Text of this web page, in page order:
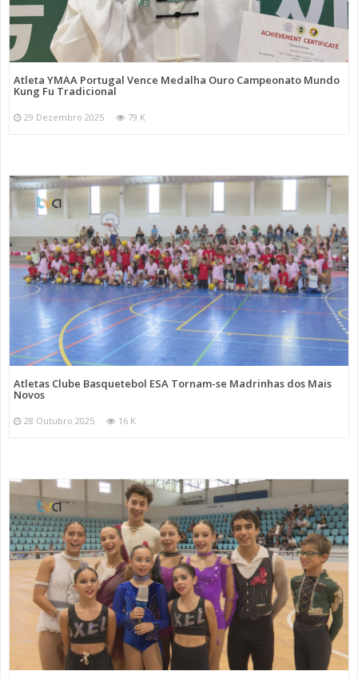
Atleta YMAA Portugal Vence Medalha Ouro Campeonato Mundo
Kung Fu Tradicional
29 Dezembro 2025 79 K
Atletas Clube Basquetebol ESA Tornam-se Madrinhas dos Mais
Novos
28 Outubro 2025 16 K